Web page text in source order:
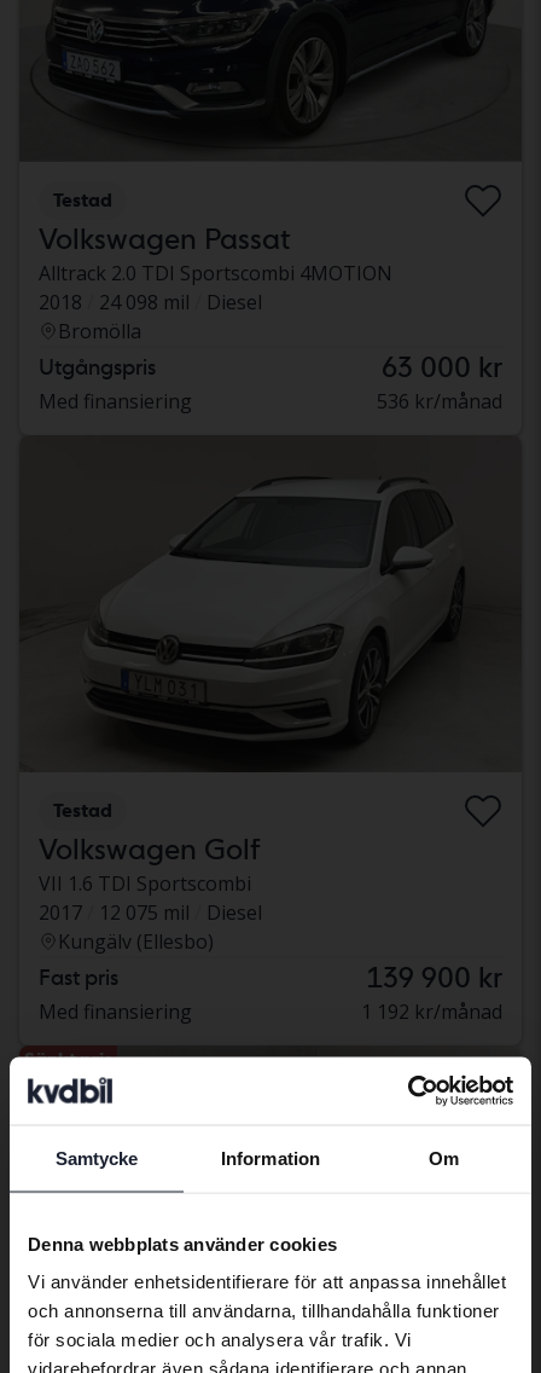
Samtycke Information Om
Denna webbplats använder cookies
Vi använder enhetsidentifierare för att anpassa innehållet
och annonserna till användarna, tillhandahålla funktioner
för sociala medier och analysera vår trafik. Vi
vidarebefordrar även sådana identifierare och annan
Testad
Volkswagen Passat
Alltrack 2.0 TDI Sportscombi 4MOTION
2018
24 098 mil
Diesel
Bromölla
Utgångspris 63 000 kr
Med finansiering 536 kr/månad
Testad
Volkswagen Golf
VII 1.6 TDI Sportscombi
2017
12 075 mil
Diesel
Kungälv (Ellesbo)
Fast pris 139 900 kr
Med finansiering 1 192 kr/månad
Sänkt pris
Preferred language
We have detected that your browser
Swedish. To better service our friends
abroad we have an English language
site (kvdcars.com) that contains all the